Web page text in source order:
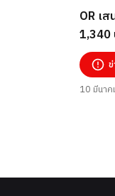
OR เ
1,340
10 มีนา